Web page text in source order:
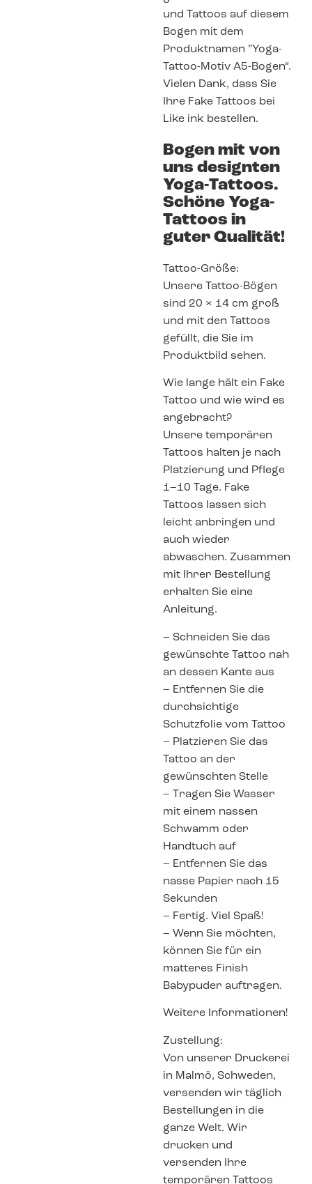
und Tattoos auf diesem
Bogen mit dem
Produktnamen ”Yoga-
Tattoo-Motiv A5-Bogen“.
Vielen Dank, dass Sie
Ihre Fake Tattoos bei
Like ink bestellen.
Bogen mit von
uns designten
Yoga-Tattoos.
Schöne Yoga-
Tattoos in
guter Qualität!
Tattoo-Größe:
Unsere Tattoo-Bögen
sind 20 × 14 cm groß
und mit den Tattoos
gefüllt, die Sie im
Produktbild sehen.
Wie lange hält ein Fake
Tattoo und wie wird es
angebracht?
Unsere temporären
Tattoos halten je nach
Platzierung und Pflege
1–10 Tage. Fake
Tattoos lassen sich
leicht anbringen und
auch wieder
abwaschen. Zusammen
mit Ihrer Bestellung
erhalten Sie eine
Anleitung.
– Schneiden Sie das
gewünschte Tattoo nah
an dessen Kante aus
– Entfernen Sie die
durchsichtige
Schutzfolie vom Tattoo
– Platzieren Sie das
Tattoo an der
gewünschten Stelle
– Tragen Sie Wasser
mit einem nassen
Schwamm oder
Handtuch auf
– Entfernen Sie das
nasse Papier nach 15
Sekunden
– Fertig. Viel Spaß!
– Wenn Sie möchten,
können Sie für ein
matteres Finish
Babypuder auftragen.
Weitere Informationen!
Zustellung:
Von unserer Druckerei
in Malmö, Schweden,
versenden wir täglich
Bestellungen in die
ganze Welt. Wir
drucken und
versenden Ihre
temporären Tattoos